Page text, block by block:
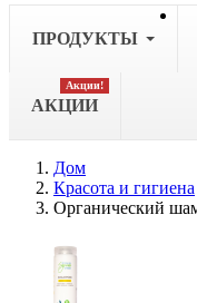
ПРОДУКТЫ
АКЦИИ
Акции!
Дом
Красота и гигиена
Органический